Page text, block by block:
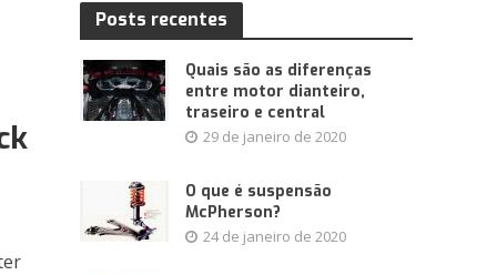
Posts recentes
Quais são as diferenças
entre motor dianteiro,
traseiro e central
29 de janeiro de 2020
O que é suspensão
McPherson?
24 de janeiro de 2020